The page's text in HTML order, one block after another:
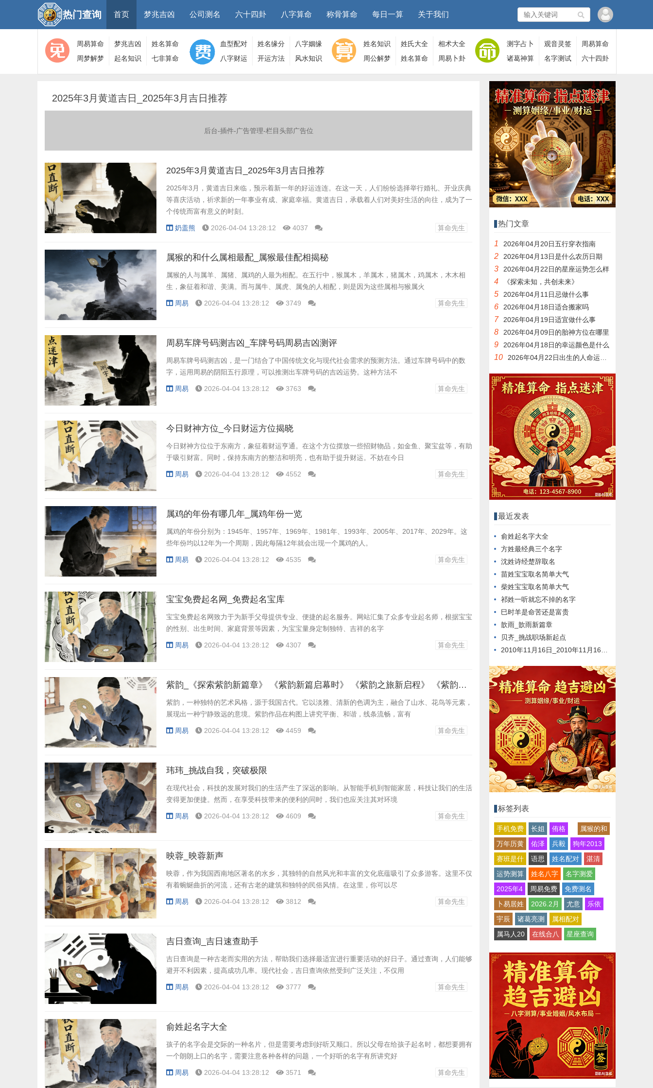
热门查询 首页 梦兆吉凶 公司测名 六十四卦 八字算命 称骨算命 每日一算 关于我们
周易算命 梦兆吉凶
姓名算命
周梦解梦
大全
起名知识
算命
七非算命
网
血型配对 姓名缘分
八字姻缘
八字财运
开运方法 风水知识
姓名知识 姓氏大全
相术大全
周公解梦
姓名算命 周易卜卦
测字占卜 观音灵签
周易算命
诸葛神算
名字测试 六十四卦
2025年3月黄道吉日_2025年3月吉日推荐
后台-插件-广告管理-栏目头部广告位
2025年3月黄道吉日_2025年3月吉日推荐
2025年3月，黄道吉日来临，预示着新一年的好运连连。在这一天，人们纷纷选择举行婚礼、开业庆典
等喜庆活动，祈求新的一年事业有成、家庭幸福。黄道吉日，承载着人们对美好生活的向往，成为了一
个传统而富有意义的时刻。
奶盖熊 2026-04-04 13:28:12 4037 算命先生
属猴的和什么属相最配_属猴最佳配相揭秘
属猴的人与属羊、属猪、属鸡的人最为相配。在五行中，猴属木，羊属木，猪属木，鸡属木，木木相
生，象征着和谐、美满。而与属牛、属虎、属兔的人相配，则是因为这些属相与猴属火
周易 2026-04-04 13:28:12 3749 算命先生
周易车牌号码测吉凶_车牌号码周易吉凶测评
周易车牌号码测吉凶，是一门结合了中国传统文化与现代社会需求的预测方法。通过车牌号码中的数
字，运用周易的阴阳五行原理，可以推测出车牌号码的吉凶运势。这种方法不
周易 2026-04-04 13:28:12 3763 算命先生
今日财神方位_今日财运方位揭晓
今日财神方位位于东南方，象征着财运亨通。在这个方位摆放一些招财物品，如金鱼、聚宝盆等，有助
于吸引财富。同时，保持东南方的整洁和明亮，也有助于提升财运。不妨在今日
周易 2026-04-04 13:28:12 4552 算命先生
属鸡的年份有哪几年_属鸡年份一览
属鸡的年份分别为：1945年、1957年、1969年、1981年、1993年、2005年、2017年、2029年。这
些年份均以12年为一个周期，因此每隔12年就会出现一个属鸡的人。
周易 2026-04-04 13:28:12 4535 算命先生
宝宝免费起名网_免费起名宝库
宝宝免费起名网致力于为新手父母提供专业、便捷的起名服务。网站汇集了众多专业起名师，根据宝宝
的性别、出生时间、家庭背景等因素，为宝宝量身定制独特、吉祥的名字
周易 2026-04-04 13:28:12 4307 算命先生
紫韵_《探索紫韵新篇章》 《紫韵新篇启幕时》 《紫韵之旅新启程》 《紫韵新篇待揭晓》
紫韵，一种独特的艺术风格，源于我国古代。它以淡雅、清新的色调为主，融合了山水、花鸟等元素，
展现出一种宁静致远的意境。紫韵作品在构图上讲究平衡、和谐，线条流畅，富有
周易 2026-04-04 13:28:12 4459 算命先生
玮玮_挑战自我，突破极限
在现代社会，科技的发展对我们的生活产生了深远的影响。从智能手机到智能家居，科技让我们的生活
变得更加便捷。然而，在享受科技带来的便利的同时，我们也应关注其对环境
周易 2026-04-04 13:28:12 4609 算命先生
映蓉_映蓉新声
映蓉，作为我国西南地区著名的水乡，其独特的自然风光和丰富的文化底蕴吸引了众多游客。这里不仅
有着蜿蜒曲折的河流，还有古老的建筑和独特的民俗风情。在这里，你可以尽
周易 2026-04-04 13:28:12 3812 算命先生
吉日查询_吉日速查助手
吉日查询是一种古老而实用的方法，帮助我们选择最适宜进行重要活动的好日子。通过查询，人们能够
避开不利因素，提高成功几率。现代社会，吉日查询依然受到广泛关注，不仅用
周易 2026-04-04 13:28:12 3777 算命先生
俞姓起名字大全
孩子的名字会是交际的一种名片，但是需要考虑到好听又顺口。所以父母在给孩子起名时，都想要拥有
一个朗朗上口的名字，需要注意各种各样的问题，一个好听的名字有所讲究好
周易 2026-04-04 13:28:12 3571 算命先生
热门文章
1 2026年04月20日五行穿衣指南
2 2026年04月13日是什么农历日期
3 2026年04月22日的星座运势怎么样
4 《探索未知，共创未来》
5 2026年04月11日忌做什么事
6 2026年04月18日适合搬家吗
7 2026年04月19日适宜做什么事
8 2026年04月09日的胎神方位在哪里
9 2026年04月18日的幸运颜色是什么
10 2026年04月22日出生的人命运如何
最近发表
俞姓起名字大全
方姓最经典三个名字
沈姓诗经楚辞取名
苗姓宝宝取名简单大气
柴姓宝宝取名简单大气
祁姓一听就忘不掉的名字
巳时羊是命苦还是富贵
歆雨_歆雨新篇章
贝齐_挑战职场新起点
2010年11月16日_2010年11月16日新闻回顾
标签列表
手机免费 长姐 侑格
属猴的和
万年历黄
佑泽 兵毅
狗年2013
赛班是什
语思 姓名配对
湛清
运势测算
姓名八字
名字测爱
2025年4
周易免费
免费测名
卜易居姓
2026.2月 尤意
乐依
宇辰
诸葛亮测
属相配对
属马人20
在线合八 星座查询